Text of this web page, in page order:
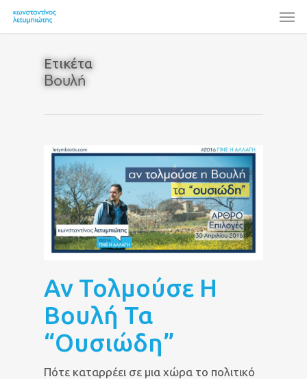
main
Ετικέτα
Βουλή
Αν Τολμούσε Η
Βουλή Τα
“ουσιώδη”
Πότε καταρρέει σε μια χώρα το πολιτικό